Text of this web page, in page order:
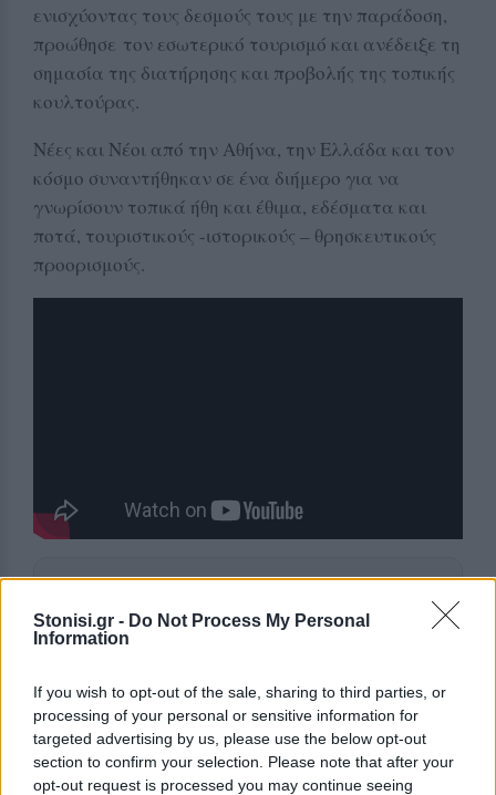
Stonisi.gr - Do Not Process My Personal
Information
If you wish to opt-out of the sale, sharing to third parties, or
processing of your personal or sensitive information for
targeted advertising by us, please use the below opt-out
section to confirm your selection. Please note that after your
opt-out request is processed you may continue seeing
ενισχύοντας τους δεσμούς τους με την παράδοση,
προώθησε τον εσωτερικό τουρισμό και ανέδειξε τη
σημασία της διατήρησης και προβολής της τοπικής
κουλτούρας.
Νέες και Νέοι από την Αθήνα, την Ελλάδα και τον
κόσμο συναντήθηκαν σε ένα διήμερο για να
γνωρίσουν τοπικά ήθη και έθιμα, εδέσματα και
ποτά, τουριστικούς -ιστορικούς – θρησκευτικούς
προορισμούς.
ΣΤΗΝ ΙΔΙΑ ΚΑΤΗΓΟΡΙΑ